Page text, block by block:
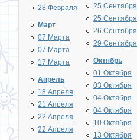
28 Февраля
Март
07 Марта
07 Марта
17 Марта
Апрель
18 Апреля
21 Апреля
22 Апреля
22 Апреля
25 Сентября
25 Сентября
26 Сентября
29 Сентября
Октябрь
01 Октября
03 Октября
04 Октября
04 Октября
10 Октября
13 Октября